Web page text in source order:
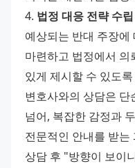
4. 법정 대응 전략 수립
예상되는 반대 주장에
마련하고 법정에서 의
있게 제시할 수 있도
변호사와의 상담은
넘어, 복잡한 감정과
전문적인 안내를 받는
상담 후 "방향이 보이